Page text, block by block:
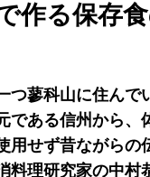
作る保存
つ蓼科山に住んで
である信州から、
用せず昔ながらの
料理研究家の中村